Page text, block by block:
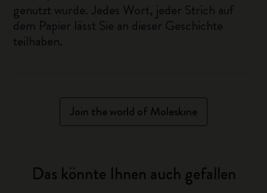
genutzt wurde. Jedes Wort, jeder Strich auf
dem Papier lässt Sie an dieser Geschichte
teilhaben.
Join the world of Moleskine
Das könnte Ihnen auch gefallen